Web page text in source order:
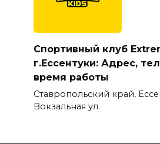
Спортивный клуб
г.Ессентуки: Адрес,
время работы
Ставропольский край,
Вокзальная ул.